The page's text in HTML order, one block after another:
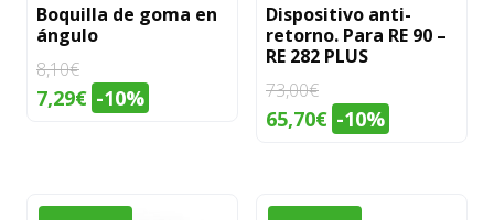
Boquilla de goma en
ángulo
8,10€
El
8,10€.
7,29€El
7,29€.
-10%
Dispositivo anti-
retorno. Para RE 90 –
RE 282 PLUS
73,00€
El
era:
65,70€El
es:
-10%